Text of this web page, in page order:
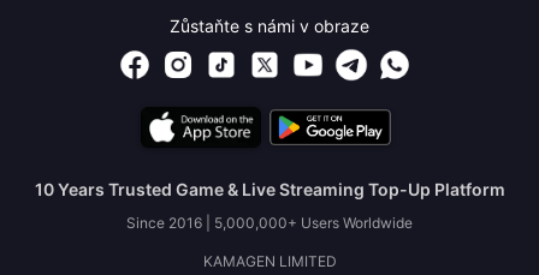
Zůstaňte s námi v obraze
10 Years Trusted Game & Live Streaming Top-Up Platform
Since 2016 | 5,000,000+ Users Worldwide
KAMAGEN LIMITED